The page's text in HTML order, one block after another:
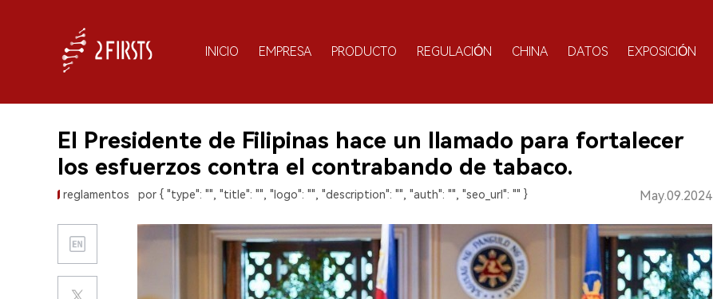
INICIO EMPRESA PRODUCTO REGULACIÓN CHINA DATOS EXPOSICIÓN
El Presidente de Filipinas hace un llamado para fortalecer
los esfuerzos contra el contrabando de tabaco.
reglamentos por { "type": "", "title": "", "logo": "", "description": "", "auth": "", "seo_url": "" } May.09.2024